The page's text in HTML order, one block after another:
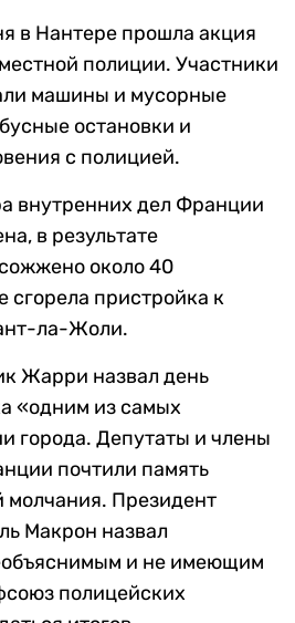
в Нантере прошла акция
полиции. Участники
машины и мусорные
остановки и
с полицией.
внутренних дел Франции
в результате
около 40
сгорела пристройка к
ла-Жоли.
Жарри назвал день
«одним из самых
города. Депутаты и члены
почтили память
молчания. Президент
Макрон назвал
и не имеющим
полицейских